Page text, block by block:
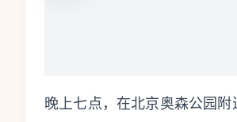
晚上七点，在北京奥森公园附